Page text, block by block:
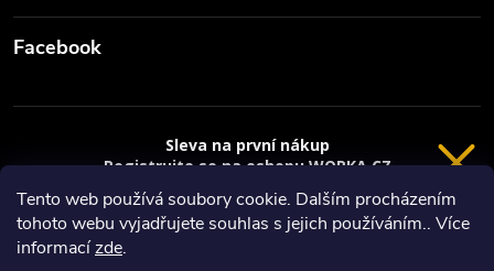
Tento web používá soubory cookie. Dalším procházením
tohoto webu vyjadřujete souhlas s jejich používáním.. Více
informacízde.
Facebook
Copyright 2026
VRÁCENÍ 14 DNÍ
Sleva na první nákup
Registrujte se na eshopu WORKA.CZ
sleva 100 Kč* na nákup je Vaše.
Registrace